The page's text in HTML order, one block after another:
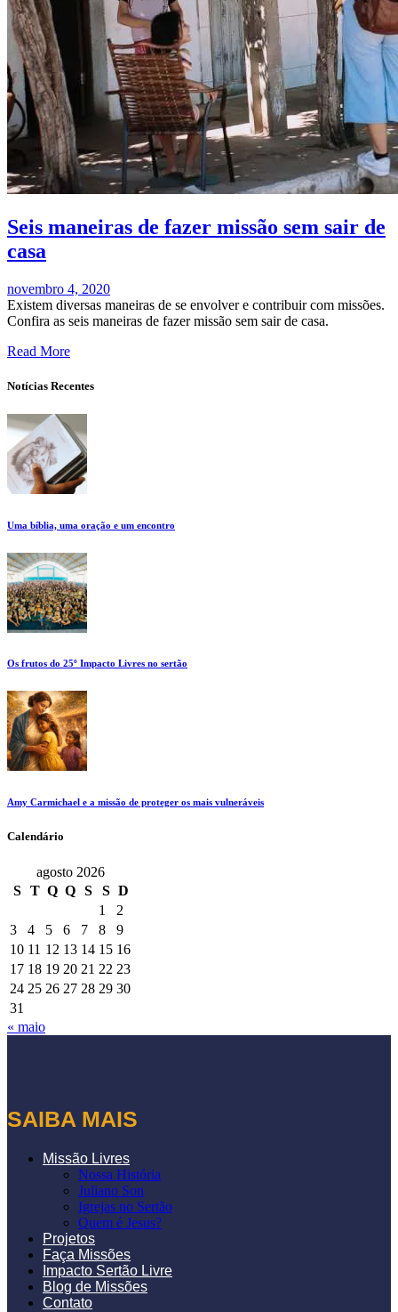
Seis maneiras de fazer missão sem sair de
casa
novembro 4, 2020
Existem diversas maneiras de se envolver e contribuir com missões.
Confira as seis maneiras de fazer missão sem sair de casa.
Read More
Notícias Recentes
Uma bíblia, uma oração e um encontro
Os frutos do 25º Impacto Livres no sertão
Amy Carmichael e a missão de proteger os mais vulneráveis
Calendário
agosto 2026
S
T Q Q S S D
1
2
3
4 5 6 7 8
9
10 11 12 13 14 15 16
17 18 19 20 21 22 23
24 25 26 27 28 29 30
31
« maio
SAIBA MAIS
Missão Livres
Nossa História
Juliano Son
Igrejas no Sertão
Quem é Jesus?
Projetos
Faça Missões
Impacto Sertão Livre
Blog de Missões
Contato